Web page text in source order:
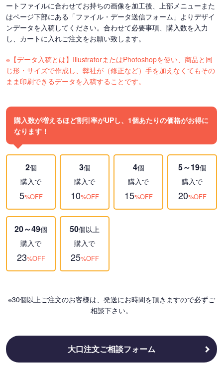
ートファイルに合わせてお持ちの画像を加工後、上部メニューまた
はページ下部にある「ファイル・データ送信フォーム」よりデザイ
ンデータを入稿してください。合わせて必要事項、購入数を入力
し、カートに入れご注文をお願い致します。
※【データ入稿とは】IllustratorまたはPhotoshopを使い、商品と同
じ形・サイズで作成し、弊社が（修正など）手を加えなくてもその
まま印刷できるデータを入稿することです。
購入数が増えるほど割引率がUPし、1個あたりの価格がお得に
なります！
2個
購入で
5%OFF
3個
購入で
10%OFF
4個
購入で
15%OFF
5～19個
購入で
20%OFF
20～49個
購入で
23%OFF
50個以上
購入で
25%OFF
※30個以上ご注文のお客様は、発送にお時間を頂きますので必ずご
相談下さい。
大口注文ご相談フォーム